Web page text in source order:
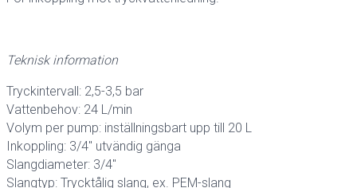
Teknisk information
Tryckintervall: 2,5-3,5 bar
Vattenbehov: 24 L/min
Volym per pump: inställningsbart upp till 20 L
Inkoppling: 3/4″ utvändig gänga
Slangdiameter: 3/4″
Slangtyp: Trycktålig slang, ex. PEM-slang